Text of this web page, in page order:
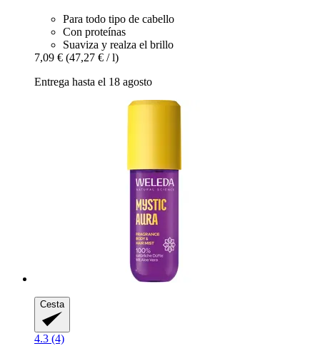
Para todo tipo de cabello
Con proteínas
Suaviza y realza el brillo
7,09 € (47,27 € / l)
Entrega hasta el 18 agosto
Cesta
4.3 (4)